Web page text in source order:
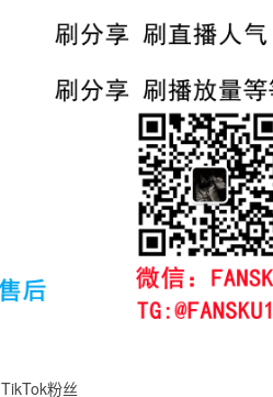
TikTok粉丝